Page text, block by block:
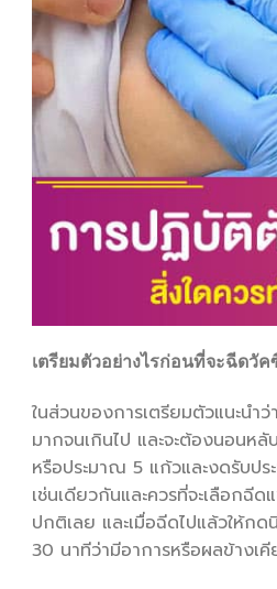
เตรียมตัวอย่างไรก่อนที่จะฉีดวัค
ในส่วนของการเตรียมตัวแนะน
มากจนเกินไป และจะต้องนอนห
หรือประมาณ 5 แก้วและงดรับป
เช่นเดียวกันและควรที่จะเลือกฉี
ปกติเลย และเมื่อฉีดไปแล้วให้ก
30 นาทีว่ามีอาการหรือผลข้างเคี